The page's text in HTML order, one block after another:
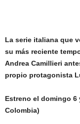
La serie italiana que
su más reciente
Andrea Camillieri
propio protagonista
Estreno el domingo 6
Colombia)